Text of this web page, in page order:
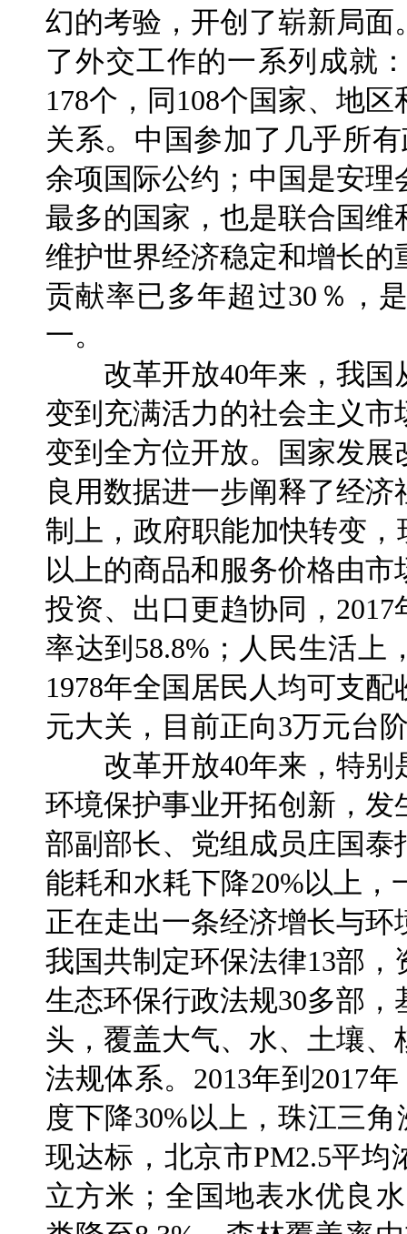
幻的考验，开创了崭新局
了外交工作的一系列成就
178个，同108个国家、地
关系。中国参加了几乎所
余项国际公约；中国是安
最多的国家，也是联合国
维护世界经济稳定和增长
贡献率已多年超过30％，
一。
改革开放40年来，我国
变到充满活力的社会主义
变到全方位开放。国家发
良用数据进一步阐释了经
制上，政府职能加快转变
以上的商品和服务价格由
投资、出口更趋协同，
率达到58.8%；人民生活上
1978年全国居民人均可支配
元大关，目前正向3万元台
改革开放40年来，特别
环境保护事业开拓创新，
部副部长、党组成员庄国
能耗和水耗下降20%以上
正在走出一条经济增长与
我国共制定环保法律13部
生态环保行政法规30多部
头，覆盖大气、水、土壤
法规体系。2013年到2017
度下降30%以上，珠江三
现达标，北京市PM2.5平均
立方米；全国地表水优良